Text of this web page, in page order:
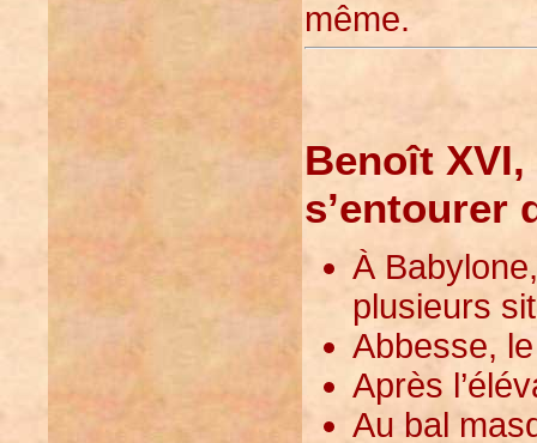
même.
Benoît
s’entourer
À
plusieurs
Abbesse,
Après
Au bal